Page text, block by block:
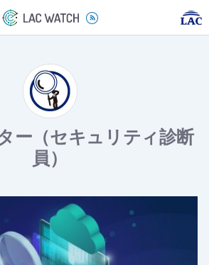
ー（セキュリティ診断
員）